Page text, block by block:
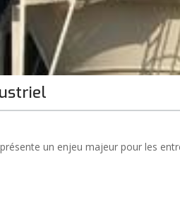
un enjeu majeur pour les